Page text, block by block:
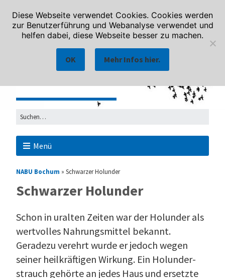
Menü
NABU Bochum » Schwarzer Holunder
Schwarzer Holunder
Schon in uralten Zeiten war der Holunder als
wertvolles Nahrungsmittel bekannt.
Geradezu verehrt wurde er jedoch wegen
seiner heilkräftigen Wirkung. Ein Holunder­
strauch gehörte an jedes Haus und ersetzte
Diese Webseite verwendet Cookies. Cookies werden
zur Benutzerführung und Webanalyse verwendet und
helfen dabei, diese Webseite besser zu machen.
OK Mehr Infos hier.